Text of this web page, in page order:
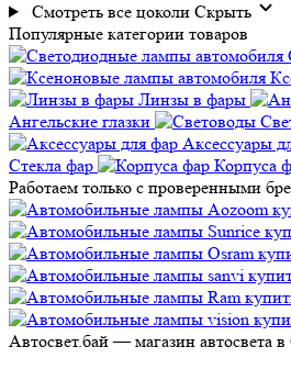
Смотреть все цоколи Скрыть
Популярные категории товаров
Линзы в фары
Ангельские глазки
Аксессуары
Стекла фар
Корпуса
Работаем только с проверенными
Автосвет.бай— магазин автосвета